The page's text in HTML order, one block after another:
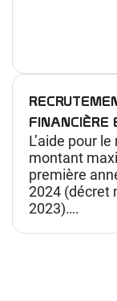
L’aide pour
montant
première
2024 (décret
2023)….